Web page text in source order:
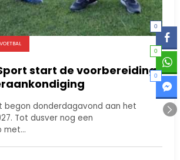
VOETBAL
start de voorbereiding
begon donderdagavond aan het
Tot dusver nog een
met…
0
0
0